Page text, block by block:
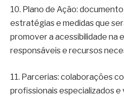
10. Plano de Ação:
estratégias e medidas que
promover a acessibilidade na
responsáveis e recursos
11. Parcerias: colaborações
profissionais especializados